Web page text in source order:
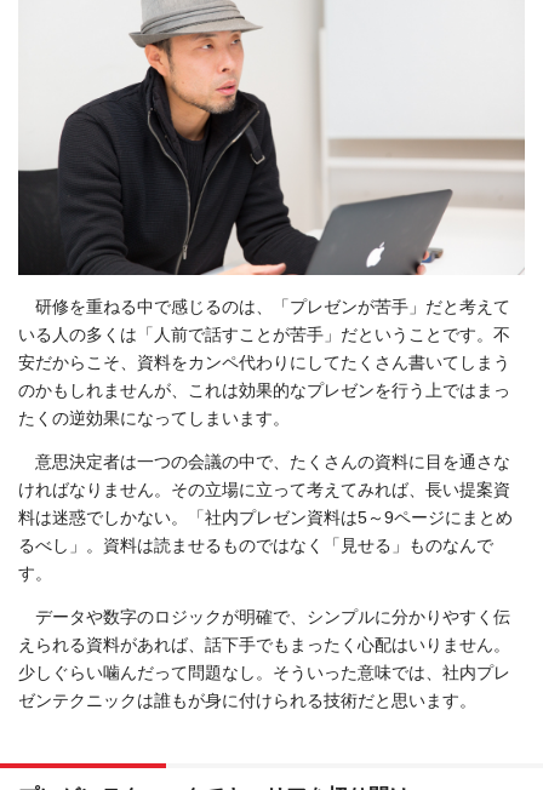
研修を重ねる中で感じるのは、「プレゼンが苦手」だと考えて
いる人の多くは「人前で話すことが苦手」だということです。不
安だからこそ、資料をカンペ代わりにしてたくさん書いてしまう
のかもしれませんが、これは効果的なプレゼンを行う上ではまっ
たくの逆効果になってしまいます。
意思決定者は一つの会議の中で、たくさんの資料に目を通さな
ければなりません。その立場に立って考えてみれば、長い提案資
料は迷惑でしかない。「社内プレゼン資料は5～9ページにまとめ
るべし」。資料は読ませるものではなく「見せる」ものなんで
す。
データや数字のロジックが明確で、シンプルに分かりやすく伝
えられる資料があれば、話下手でもまったく心配はいりません。
少しぐらい噛んだって問題なし。そういった意味では、社内プレ
ゼンテクニックは誰もが身に付けられる技術だと思います。